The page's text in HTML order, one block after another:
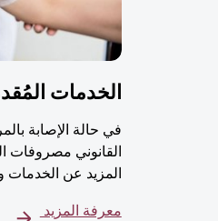
الخدمات
في حالة الإصابة
القانوني مصروفات
المزيد عن الخدمات
معرفة المزيد